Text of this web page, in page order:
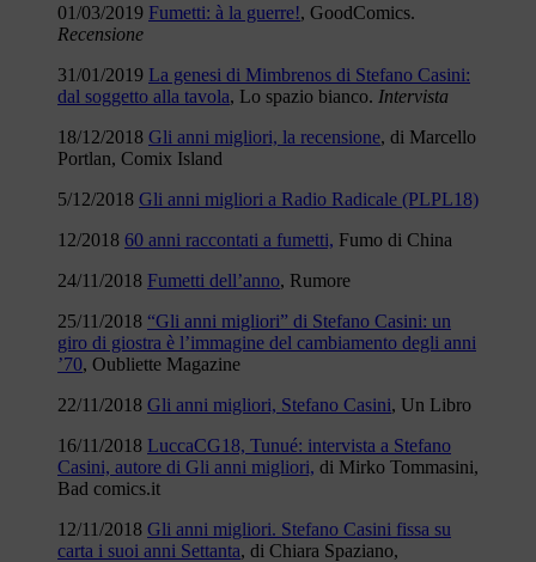
01/03/2019 Fumetti: à la guerre!, GoodComics.
Recensione
31/01/2019 La genesi di Mimbrenos di Stefano Casini:
dal soggetto alla tavola, Lo spazio bianco. Intervista
18/12/2018 Gli anni migliori, la recensione, di Marcello
Portlan, Comix Island
5/12/2018 Gli anni migliori a Radio Radicale (PLPL18)
12/2018 60 anni raccontati a fumetti, Fumo di China
24/11/2018 Fumetti dell’anno, Rumore
25/11/2018 “Gli anni migliori” di Stefano Casini: un
giro di giostra è l’immagine del cambiamento degli anni
’70, Oubliette Magazine
22/11/2018 Gli anni migliori, Stefano Casini, Un Libro
16/11/2018 LuccaCG18, Tunué: intervista a Stefano
Casini, autore di Gli anni migliori, di Mirko Tommasini,
Bad comics.it
12/11/2018 Gli anni migliori. Stefano Casini fissa su
carta i suoi anni Settanta, di Chiara Spaziano,